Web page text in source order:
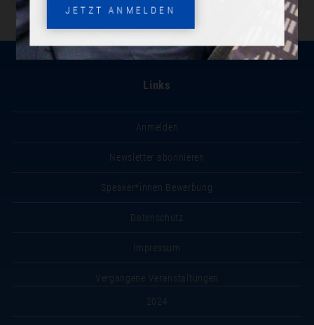
Links
Anmelden
Newsletter abonnieren
Speaker*innen Bewerbung
Datenschutz
Impressum
Vergangene Veranstaltungen
2024
JETZT ANMELDEN